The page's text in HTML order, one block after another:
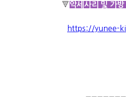
🔻 악세사리 및 가
https://yunee-